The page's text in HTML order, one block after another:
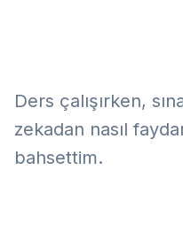
Ders çalışırken,
zekadan nasıl
bahsettim.